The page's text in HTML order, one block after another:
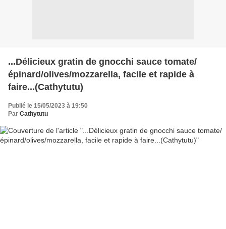
...Délicieux gratin de gnocchi sauce tomate/
épinard/olives/mozzarella, facile et rapide à
faire...(Cathytutu)
Publié le 15/05/2023 à 19:50
Par Cathytutu